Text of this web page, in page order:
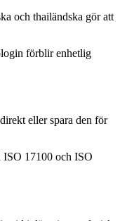
och thailändska gör att
förblir enhetlig
eller spara den för
ISO 17100 och ISO